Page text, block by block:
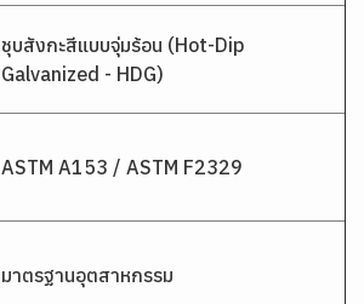
ชุบสังกะสีแบบจุ่มร้อน (Hot-Dip
Galvanized - HDG)
ASTM A153 / ASTM F2329
มาตรฐานอุตสาหกรรม